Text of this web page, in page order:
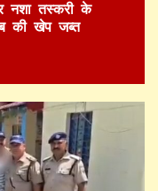
नशा तस्करी के
की खेप जब्त